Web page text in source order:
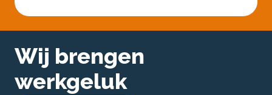
Wij brengen
werkgeluk